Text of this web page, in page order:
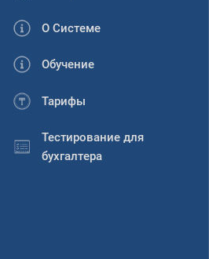
О Системе
Обучение
Тарифы
Тестирование для
бухгалтера